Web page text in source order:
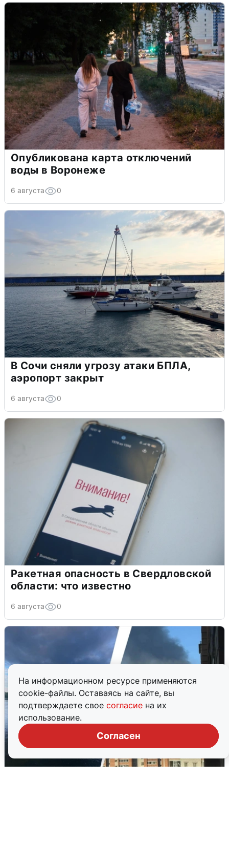
На информационном ресурсе применяются
cookie-файлы. Оставаясь на сайте, вы
подтверждаете свое согласие на их
использование.
Согласен
Опубликована карта отключений
воды в Воронеже
6 августа 0
В Сочи сняли угрозу атаки БПЛА,
аэропорт закрыт
6 августа 0
Ракетная опасность в Свердловской
области: что известно
6 августа 0